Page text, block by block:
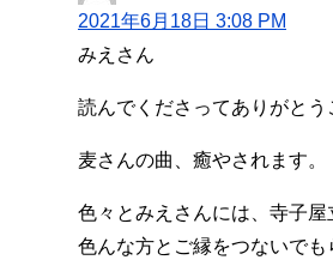
2021年6月18日 3:08 PM
みえさん
読んでくださってありがとう
麦さんの曲、癒やされます。
色々とみえさんには、寺子屋
色んな方とご縁をつないでも